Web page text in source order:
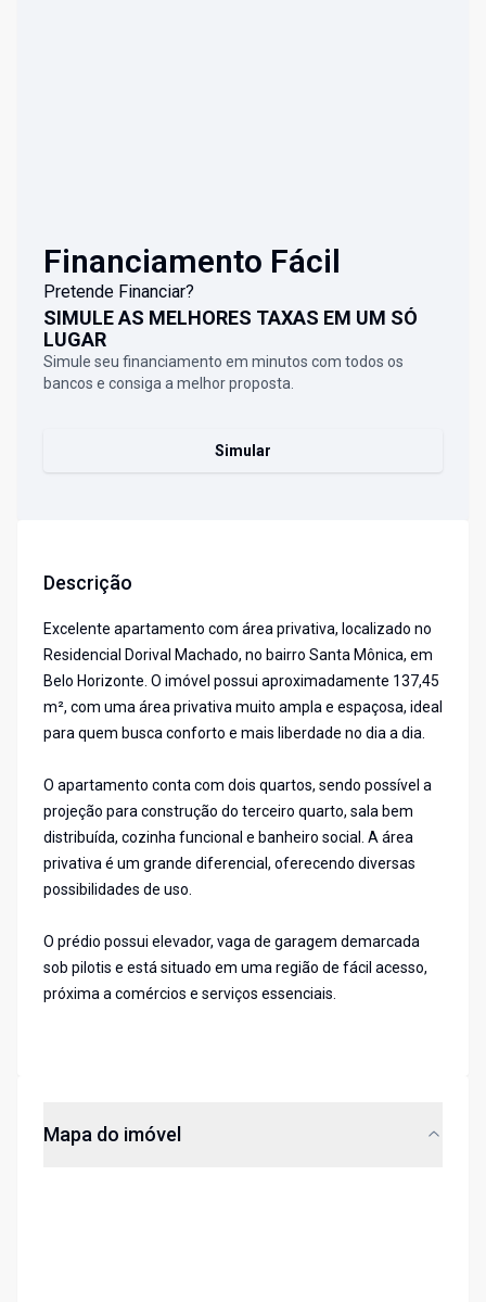
Financiamento Fácil
Pretende Financiar?
SIMULE AS MELHORES TAXAS EM UM SÓ
LUGAR
Simule seu financiamento em minutos com todos os
bancos e consiga a melhor proposta.
Simular
Descrição
Excelente apartamento com área privativa, localizado no
Residencial Dorival Machado, no bairro Santa Mônica, em
Belo Horizonte. O imóvel possui aproximadamente 137,45
m², com uma área privativa muito ampla e espaçosa, ideal
para quem busca conforto e mais liberdade no dia a dia.
O apartamento conta com dois quartos, sendo possível a
projeção para construção do terceiro quarto, sala bem
distribuída, cozinha funcional e banheiro social. A área
privativa é um grande diferencial, oferecendo diversas
possibilidades de uso.
O prédio possui elevador, vaga de garagem demarcada
sob pilotis e está situado em uma região de fácil acesso,
próxima a comércios e serviços essenciais.
Mapa do imóvel